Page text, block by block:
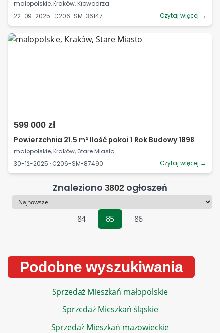
małopolskie, Kraków, Krowodrza
22-09-2025 · C206-SM-36147
Czytaj więcej →
599 000 zł
Powierzchnia 21.5 m² Ilość pokoi 1 Rok Budowy 1898
małopolskie, Kraków, Stare Miasto
30-12-2025 · C206-SM-87490
Czytaj więcej →
Znaleziono 3802 ogłoszeń
Sortowanie
84
85 86
Podobne wyszukiwania
Sprzedaż Mieszkań małopolskie
Sprzedaż Mieszkań śląskie
Sprzedaż Mieszkań mazowieckie